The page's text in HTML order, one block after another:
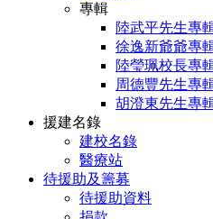
專輯
陸武平先生專
徐逸新爺爺專
陸瑩珮校長專
周德豐先生專
胡澄東先生專
援建名錄
建校名錄
醫療站
待援助及籌募
待援助資料